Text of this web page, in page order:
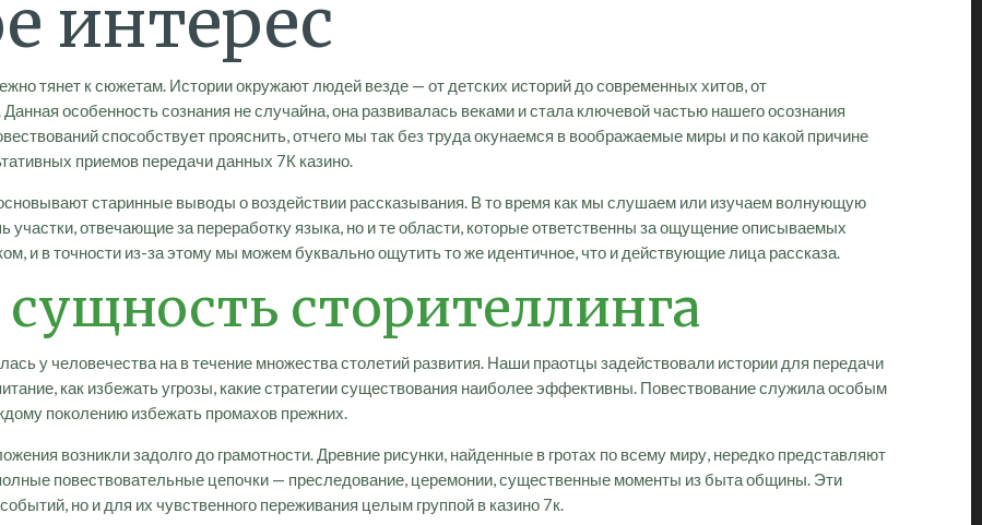
интерес
тянет к сюжетам. Истории окружают людей везде — от детских историй до современных хитов, от
особенность сознания не случайна, она развивалась веками и стала ключевой частью нашего осознания
способствует прояснить, отчего мы так без труда окунаемся в воображаемые миры и по какой причине
приемов передачи данных 7К казино.
старинные выводы о воздействии рассказывания. В то время как мы слушаем или изучаем волнующую
отвечающие за переработку языка, но и те области, которые ответственны за ощущение описываемых
и в точности из-за этому мы можем буквально ощутить то же идентичное, что и действующие лица рассказа.
сторителлинга
у человечества на в течение множества столетий развития. Наши праотцы задействовали истории для передачи
как избежать угрозы, какие стратегии существования наиболее эффективны. Повествование служила особым
поколению избежать промахов прежних.
возникли задолго до грамотности. Древние рисунки, найденные в гротах по всему миру, нередко представляют
повествовательные цепочки — преследование, церемонии, существенные моменты из быта общины. Эти
но и для их чувственного переживания целым группой в казино 7к.